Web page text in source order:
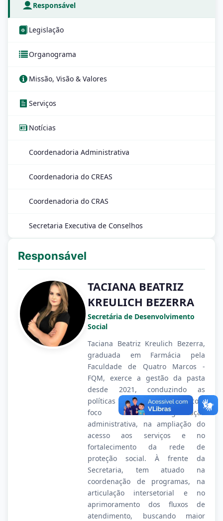
Responsável
Legislação
Organograma
Missão, Visão & Valores
Serviços
Notícias
Coordenadoria Administrativa
Coordenadoria do CREAS
Coordenadoria do CRAS
Secretaria Executiva de Conselhos
Responsável
TACIANA BEATRIZ
KREULICH BEZERRA
Secretária de Desenvolvimento
Social
Taciana Beatriz Kreulich Bezerra,
graduada em Farmácia pela
Faculdade de Quatro Marcos -
FQM, exerce a gestão da pasta
desde 2021, conduzindo as
políticas socioassistenciais com
foco na organização
administrativa, na ampliação do
acesso aos serviços e no
fortalecimento da rede de
proteção social. À frente da
Secretaria, tem atuado na
coordenação de programas, na
articulação intersetorial e no
aprimoramento dos fluxos de
atendimento, buscando maior